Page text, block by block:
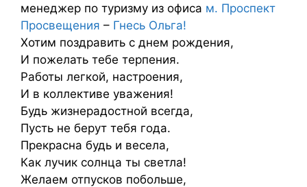
менеджер по туризму из офиса м. Проспект
Просвещения – Гнесь Ольга!
Хотим поздравить с днем рождения,
И пожелать тебе терпения.
Работы легкой, настроения,
И в коллективе уважения!
Будь жизнерадостной всегда,
Пусть не берут тебя года.
Прекрасна будь и весела,
Как лучик солнца ты светла!
Желаем отпусков побольше,